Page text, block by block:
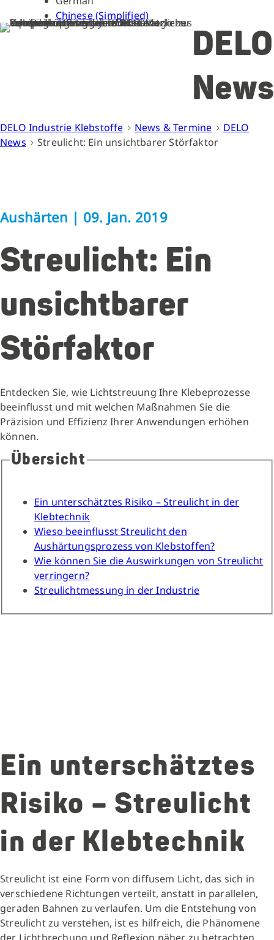
Chinese (Simplified)
DELO
News
DELO Industrie Klebstoffe News & Termine
DELO
News
Streulicht: Ein unsichtbarer Störfaktor
Aushärten | 09. Jan. 2019
Streulicht: Ein
unsichtbarer
Störfaktor
Entdecken Sie, wie Lichtstreuung Ihre Klebeprozesse
beeinflusst und mit welchen Maßnahmen Sie die
Präzision und Effizienz Ihrer Anwendungen erhöhen
können.
Übersicht
Ein unterschätztes Risiko – Streulicht in der
Klebtechnik
Wieso beeinflusst Streulicht den
Aushärtungsprozess von Klebstoffen?
Wie können Sie die Auswirkungen von Streulicht
verringern?
Streulichtmessung in der Industrie
Ein unterschätztes
Risiko – Streulicht
in der Klebtechnik
Streulicht ist eine Form von diffusem Licht, das sich in
verschiedene Richtungen verteilt, anstatt in parallelen,
geraden Bahnen zu verlaufen. Um die Entstehung von
Streulicht zu verstehen, ist es hilfreich, die Phänomene
der Lichtbrechung und Reflexion näher zu betrachten.